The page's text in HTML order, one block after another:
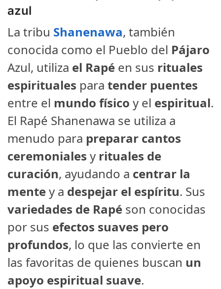
azul
La tribu Shanenawa, también
conocida como el Pueblo del Pájaro
Azul, utiliza el Rapé en sus rituales
espirituales para tender puentes
entre el mundo físico y el espiritual.
El Rapé Shanenawa se utiliza a
menudo para preparar cantos
ceremoniales y rituales de
curación, ayudando a centrar la
mentey a despejar el espíritu. Sus
variedades de Rapé son conocidas
por sus efectos suaves pero
profundos, lo que las convierte en
las favoritas de quienes buscan un
apoyo espiritual suave.